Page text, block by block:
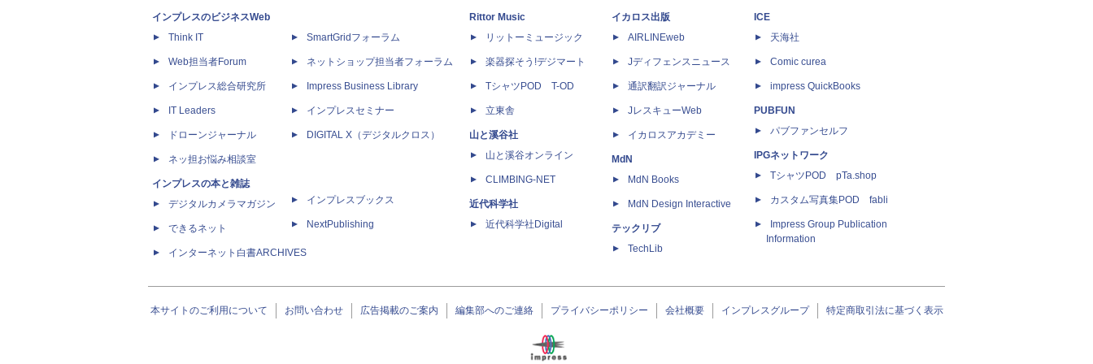
インプレスのビジネスWeb
Think IT
Web担当者Forum
インプレス総合研究所
IT Leaders
ドローンジャーナル
ネッ担お悩み相談室
インプレスの本と雑誌
デジタルカメラマガジン
できるネット
インターネット白書ARCHIVES
SmartGridフォーラム
ネットショップ担当者フォーラム
Impress Business Library
インプレスセミナー
DIGITAL X（デジタルクロス）
インプレスブックス
NextPublishing
Rittor Music
リットーミュージック
楽器探そう!デジマート
TシャツPOD T-OD
立東舎
山と溪谷社
山と溪谷オンライン
CLIMBING-NET
近代科学社
近代科学社Digital
イカロス出版
AIRLINEweb
Jディフェンスニュース
通訳翻訳ジャーナル
JレスキューWeb
イカロスアカデミー
MdN
MdN Books
MdN Design Interactive
テックリブ
TechLib
ICE
天海社
Comic curea
impress QuickBooks
PUBFUN
パブファンセルフ
IPGネットワーク
TシャツPOD pTa.shop
カスタム写真集POD fabli
Impress Group Publication
Information
本サイトのご利用について お問い合わせ 広告掲載のご案内 編集部へのご連絡 プライバシーポリシー 会社概要 インプレスグループ 特定商取引法に基づく表示